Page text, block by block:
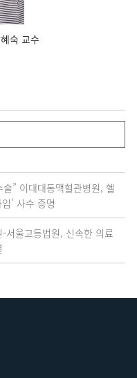
숙 교수
” 이대대동맥혈관병원, 헬
’ 사수 증명
서울고등법원, 신속한 의료